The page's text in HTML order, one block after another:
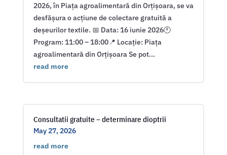
2026, în Piața agroalimentară din Orțișoara, se va
desfășura o acțiune de colectare gratuită a
deșeurilor textile. 📅 Data: 16 iunie 2026🕚
Program: 11:00 – 18:00📍 Locație: Piața
agroalimentară din Orțișoara Se pot...
read more
Consultatii gratuite – determinare dioptrii
May 27, 2026
read more